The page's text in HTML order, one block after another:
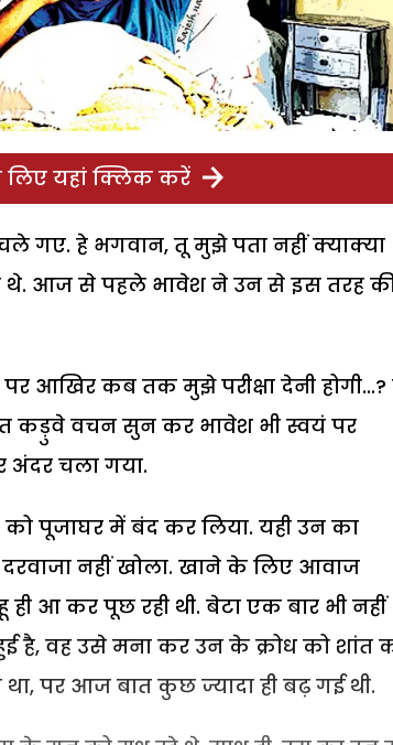
यहां क्लिक करें
गए. हे भगवान, तू मुझे पता नहीं क्याक्या
थे. आज से पहले भावेश ने उन से इस तरह
आखिर कब तक मुझे परीक्षा देनी
कड़ुवे वचन सुन कर भावेश भी स्वयं पर
अंदर चला गया.
को पूजाघर में बंद कर लिया. यही उन का
दरवाजा नहीं खोला. खाने के लिए आवाज
ही आ कर पूछ रही थी. बेटा एक बार भी नहीं
वह उसे मना कर उन के क्रोध को शांत
था, पर आज बात कुछ ज्यादा ही बढ़ गई थी.